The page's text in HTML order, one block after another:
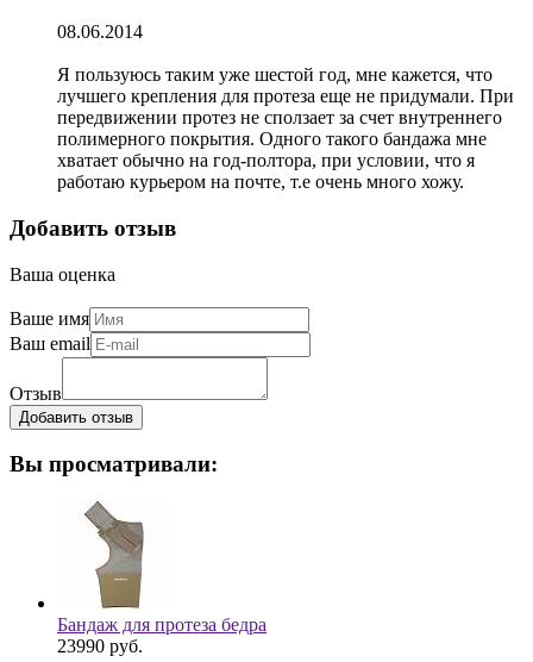
08.06.2014
Я пользуюсь таким уже шестой год, мне кажется, что
лучшего крепления для протеза еще не придумали. При
передвижении протез не сползает за счет внутреннего
полимерного покрытия. Одного такого бандажа мне
хватает обычно на год-полтора, при условии, что я
работаю курьером на почте, т.е очень много хожу.
Добавить отзыв
Ваша оценка
Ваше имя
Ваш email
Отзыв
Вы просматривали:
Бандаж для протеза бедра
23990 руб.